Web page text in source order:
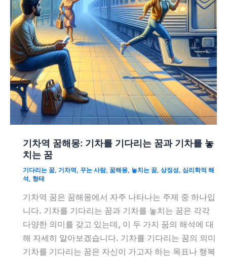
기차역 꿈해몽: 기차를 기다리는 꿈과 기차를 놓
치는 꿈
기다리는 꿈, 기차역, 꾸는 사람, 꿈해몽, 놓치는 꿈, 상징성, 심리학적 해
석, 형태
기차역 꿈은 꿈해몽에서 자주 나타나는 주제 중 하나입
니다. 기차를 기다리는 꿈과 기차를 놓치는 꿈은 각각
다양한 의미를 갖고 있는데, 이 두 가지 꿈의 해석에 대
해 자세히 알아보겠습니다. 기차를 기다리는 꿈의 의미
기차를 기다리는 꿈은 자신이 가고자 하는 목표나 행복